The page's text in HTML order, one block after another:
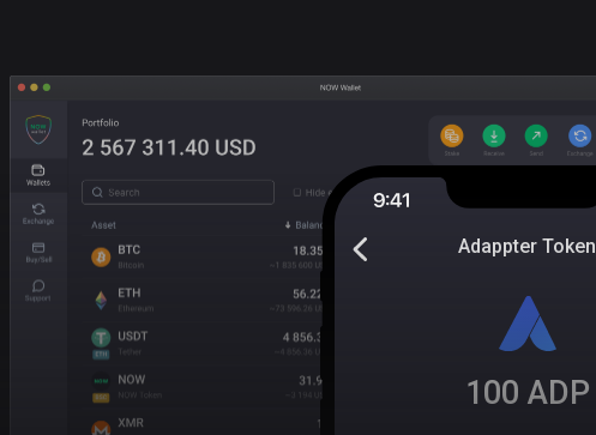
Adappter Token
100 ADP